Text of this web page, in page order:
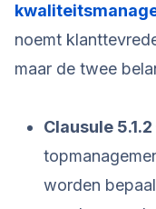
noemt
maar de twee
Clausule
worden